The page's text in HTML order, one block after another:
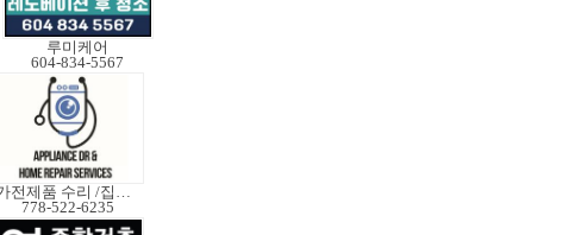
루미케어
604-834-5567
가전제품 수리 /집수리
778-522-6235